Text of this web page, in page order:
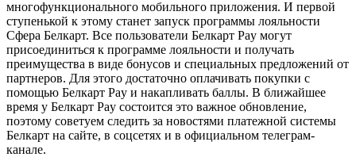
многофункционального мобильного приложения. И первой
ступенькой к этому станет запуск программы лояльности
Сфера Белкарт. Все пользователи Белкарт Pay могут
присоединиться к программе лояльности и получать
преимущества в виде бонусов и специальных предложений от
партнеров. Для этого достаточно оплачивать покупки с
помощью Белкарт Pay и накапливать баллы. В ближайшее
время у Белкарт Pay состоится это важное обновление,
поэтому советуем следить за новостями платежной системы
Белкарт на сайте, в соцсетях и в официальном телеграм-
канале.